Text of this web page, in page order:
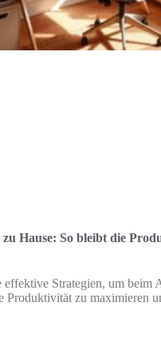
Hause: So bleibt die
effektive Strategien, um beim
Produktivität zu maximieren